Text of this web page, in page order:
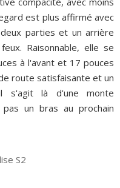
est plus affirmé avec
parties et un arrière
Raisonnable, elle se
à l'avant et 17 pouces
route satisfaisante et un
s'agit là d'une monte
un bras au prochain